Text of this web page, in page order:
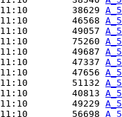
38629
46568
49057
75260
49687
47337
47656
51132
40813
49229
56698